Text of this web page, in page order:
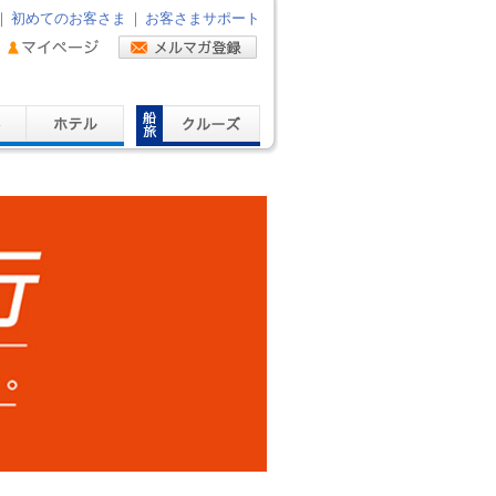
初めてのお客さま お客さまサポート